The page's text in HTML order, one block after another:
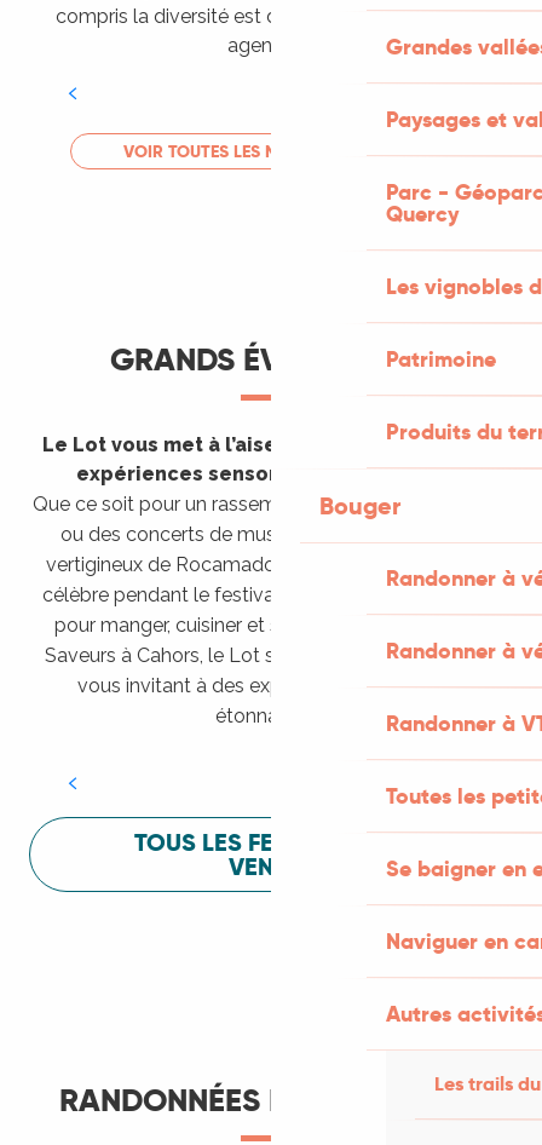
Grandes
Paysages et
Parc -
Quercy
Les vignobles
Patrimoine
Produits du
Bouger
Randonner à
Randonner à
Randonner à
Toutes les
Se baigner en
Naviguer en
Autres
Les trails
compris la diversité est de mise, alors tous à vos
agendas !
LIRE LA SUITE
VOIR TOUTES LES MANIFESTATIONS
GRANDS ÉVÈNEMENTS
Le Lot vous met à l’aise en vous invitant à des
expériences sensorielles étonnantes !
Que ce soit pour un rassemblement de montgolfières
ou des concerts de musique sacrée dans le site
vertigineux de Rocamadour, pour écouter un opéra
célèbre pendant le festival de Saint-Céré ou encore
pour manger, cuisiner et s’amuser pendant Lot of
Saveurs à Cahors, le Lot sait vous mettre à l’aise en
vous invitant à des expériences sensorielles
étonnantes !
Festival Lot of Saveurs
TOUS LES FESTIVALS À
VENIR
RANDONNÉES ET ITINÉRANCE